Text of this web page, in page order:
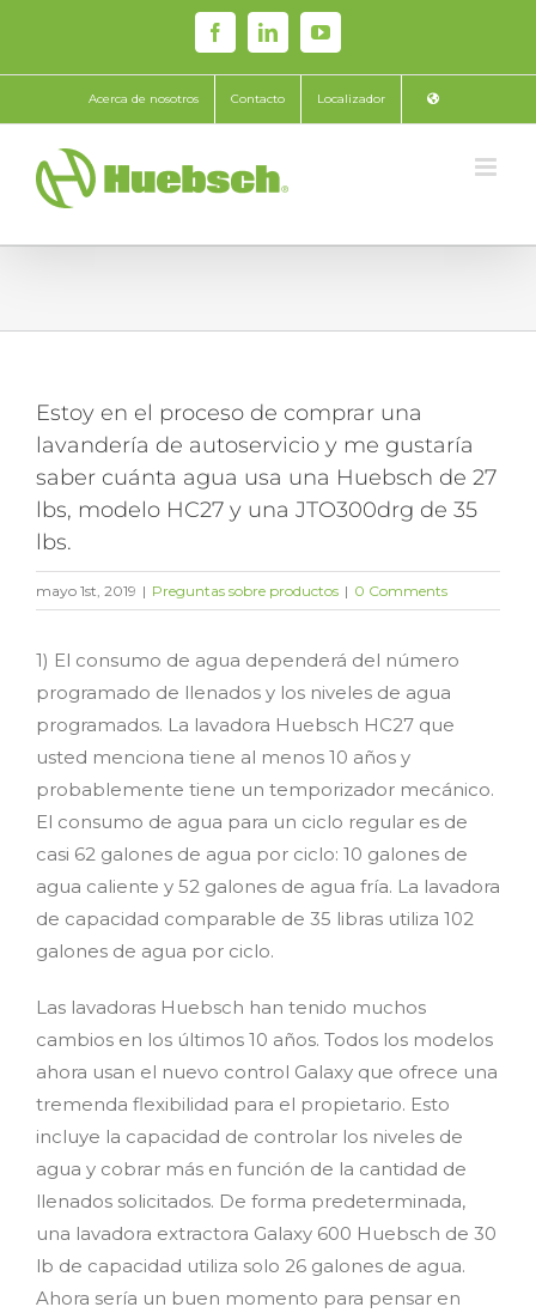
content
FacebookLinkedInYouTube
Acerca de nosotros Contacto Localizador
Estoy en el proceso de comprar una
lavandería de autoservicio y me gustaría
saber cuánta agua usa una Huebsch de 27
lbs, modelo HC27 y una JTO300drg de 35
lbs.
mayo 1st, 2019 | Preguntas sobre productos | 0 Comments
1) El consumo de agua dependerá del número
programado de llenados y los niveles de agua
programados. La lavadora Huebsch HC27 que
usted menciona tiene al menos 10 años y
probablemente tiene un temporizador mecánico.
El consumo de agua para un ciclo regular es de
casi 62 galones de agua por ciclo: 10 galones de
agua caliente y 52 galones de agua fría. La lavadora
de capacidad comparable de 35 libras utiliza 102
galones de agua por ciclo.
Las lavadoras Huebsch han tenido muchos
cambios en los últimos 10 años. Todos los modelos
ahora usan el nuevo control Galaxy que ofrece una
tremenda flexibilidad para el propietario. Esto
incluye la capacidad de controlar los niveles de
agua y cobrar más en función de la cantidad de
llenados solicitados. De forma predeterminada,
una lavadora extractora Galaxy 600 Huebsch de 30
lb de capacidad utiliza solo 26 galones de agua.
Ahora sería un buen momento para pensar en